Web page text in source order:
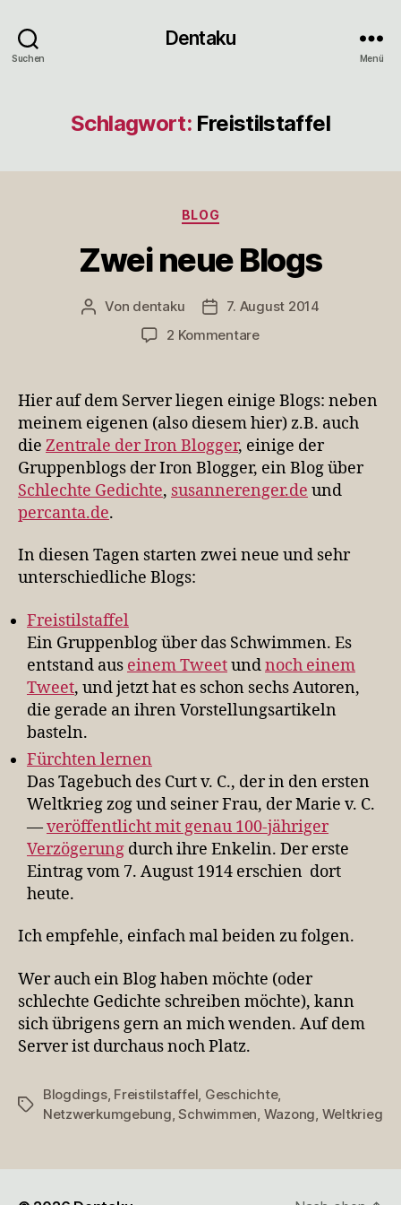
Suchen
Dentaku
Menü
Schlagwort: Freistilstaffel
Kategorien
BLOG
Zwei neue Blogs
Beitragsautor
Von dentaku Veröffentlichungsdatum
7. August 2014
2 Kommentarezu
Blogs
Hier auf dem Server liegen einige Blogs: neben
meinem eigenen (also diesem hier) z.B. auch
die Zentrale der Iron Blogger, einige der
Gruppenblogs der Iron Blogger, ein Blog über
Schlechte Gedichte, susannerenger.de und
percanta.de.
In diesen Tagen starten zwei neue und sehr
unterschiedliche Blogs:
Freistilstaffel
Ein Gruppenblog über das Schwimmen. Es
entstand aus einem Tweetundnoch einem
Tweet, und jetzt hat es schon sechs Autoren,
die gerade an ihren Vorstellungsartikeln
basteln.
Fürchten lernen
Das Tagebuch des Curt v. C., der in den ersten
Weltkrieg zog und seiner Frau, der Marie v. C.
—veröffentlicht mit genau 100-jähriger
Verzögerung durch ihre Enkelin. Der erste
Eintrag vom 7. August 1914 erschien dort
heute.
Ich empfehle, einfach mal beiden zu folgen.
Wer auch ein Blog haben möchte (oder
schlechte Gedichte schreiben möchte), kann
sich übrigens gern an mich wenden. Auf dem
Server ist durchaus noch Platz.
Schlagwörter
Blogdings, Freistilstaffel Geschichte,
Netzwerkumgebung ,Schwimmen Wazong Weltkrieg